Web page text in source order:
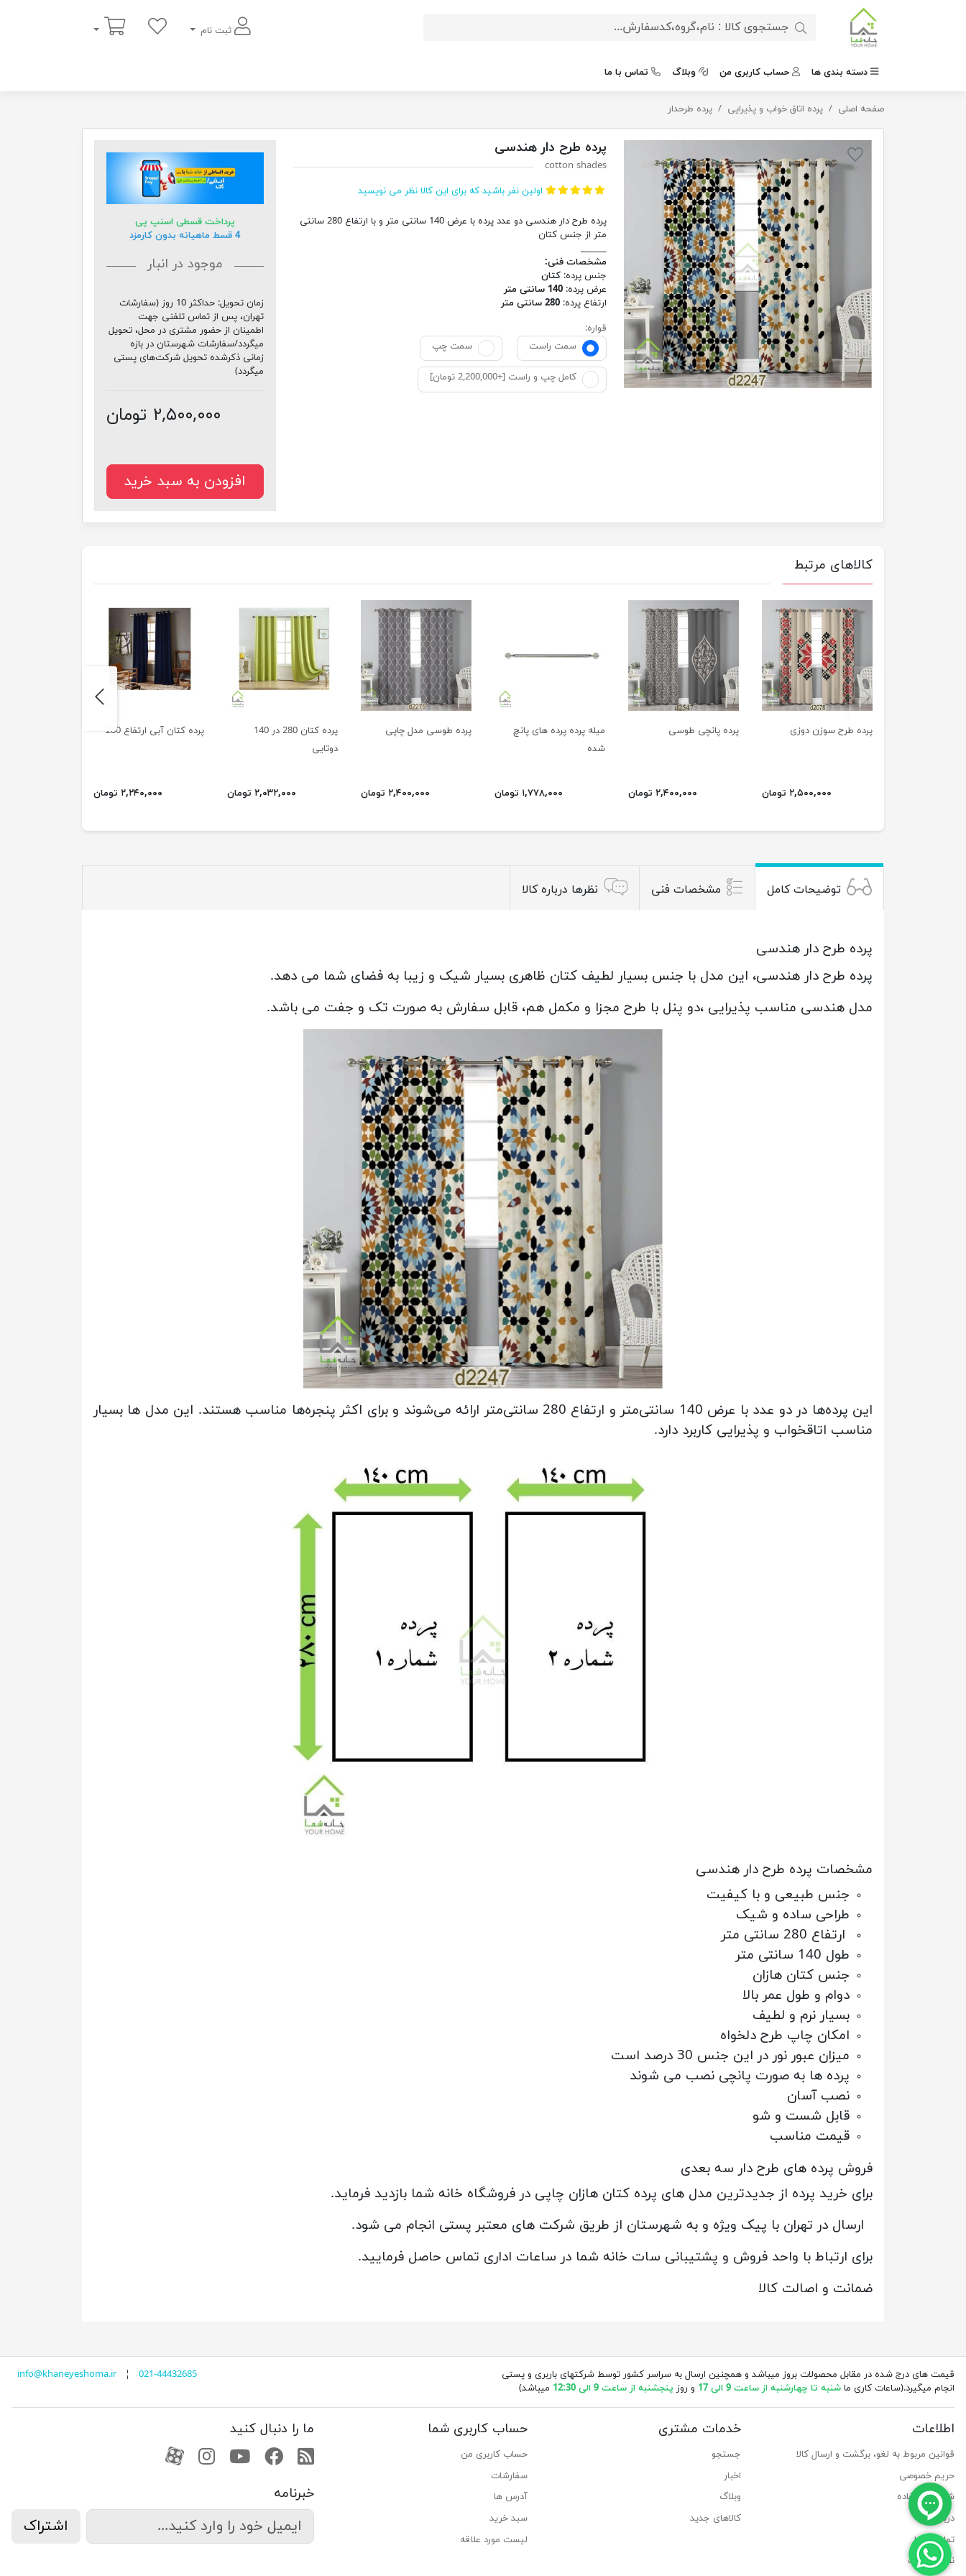
ثبت نام
سبد خرید
دسته بندی ها حساب کاربری من وبلاگ تماس با ما
صفحه اصلی پرده اتاق خواب و پذیرایی پرده طرحدار پرده طرح دار هندسی
پرده طرح دار هندسی
cotton shades
اولین نفر باشید که برای این کالا نظر می نویسید
پرده طرح دار هندسی دو عدد پرده با عرض 140 سانتی متر و با ارتفاع 280 سانتی
متر از جنس کتان
______
مشخصات فنی:
جنس پرده: کتان
عرض پرده: 140 سانتی متر
ارتفاع پرده: 280 سانتی متر
قواره:
سمت راست
سمت چپ
کامل چپ و راست [+2,200,000 تومان]
پرداخت قسطی اسنپ پی
4 قسط ماهیانه بدون کارمزد
موجود در انبار
زمان تحویل:
حداکثر 10 روز (سفارشات
تهران، پس از تماس تلفنی جهت
اطمینان از حضور مشتری در محل، تحویل
میگردد/سفارشات شهرستان در بازه
زمانی ذکرشده تحویل شرکت‌های پستی
میگردد)
۲,۵۰۰,۰۰۰ تومان
افزودن به سبد خرید
کالاهای مرتبط
پرده طرح سوزن دوزی
۲,۵۰۰,۰۰۰ تومان
پرده پانچی طوسی
۲,۴۰۰,۰۰۰ تومان
میله پرده پرده های پانچ
شده
۱,۷۷۸,۰۰۰ تومان
پرده طوسی مدل چاپی
۲,۴۰۰,۰۰۰ تومان
پرده کتان 280 در 140
دوتایی
۲,۰۳۲,۰۰۰ تومان
پرده کتان آبی ارتفاع 280
۲,۲۴۰,۰۰۰ تومان
previus
next
توضیحات کامل مشخصات فنی نظرها درباره کالا
پرده طرح دار هندسی
پرده طرح دار هندسی، این مدل با جنس بسیار لطیف کتان ظاهری بسیار شیک و زیبا به فضای شما می دهد.
مدل هندسی مناسب پذیرایی ،دو پنل با طرح مجزا و مکمل هم، قابل سفارش به صورت تک و جفت می باشد.
این پرده‌ها در دو عدد با عرض 140 سانتی‌متر و ارتفاع 280 سانتی‌متر ارائه می‌شوند و برای اکثر پنجره‌ها مناسب هستند. این مدل ها بسیار
مناسب اتاقخواب و پذیرایی کاربرد دارد.
مشخصات پرده طرح دار هندسی
جنس طبیعی و با کیفیت
طراحی ساده و شیک
ارتفاع 280 سانتی متر
طول 140 سانتی متر
جنس کتان هازان
دوام و طول عمر بالا
بسیار نرم و لطیف
امکان چاپ طرح دلخواه
میزان عبور نور در این جنس 30 درصد است
پرده ها به صورت پانچی نصب می شوند
نصب آسان
قابل شست و شو
قیمت مناسب
فروش پرده های طرح دار سه بعدی
برای خرید پرده از جدیدترین مدل های پرده کتان هازان چاپی در فروشگاه خانه شما بازدید فرماید.
ارسال در تهران با پیک ویژه و به شهرستان از طریق شرکت های معتبر پستی انجام می شود.
برای ارتباط با واحد فروش و پشتیبانی سات خانه شما در ساعات اداری تماس حاصل فرمایید.
ضمانت و اصالت کالا
قیمت های درج شده در مقابل محصولات بروز میباشد و همچنین ارسال به سراسر کشور توسط شرکتهای باربری و پستی
انجام میگیرد.(ساعات کاری ما شنبه تا چهارشنبه از ساعت 9 الی 17 و روز پنجشنبه از ساعت 9 الی 12:30 میباشد)
info@khaneyeshoma.ir¦ 021-44432685
اطلاعات
قوانین مربوط به لغو، برگشت و ارسال کالا
حریم خصوصی
شرایط استفاده
درباره ما
تماس با ما
نقشه سایت
خدمات مشتری
جستجو
اخبار
وبلاگ
کالاهای جدید
حساب کاربری شما
حساب کاربری من
سفارشات
آدرس ها
سبد خرید
لیست مورد علاقه
ما را دنبال کنید
RSS فیسبوکیوتیوبکانال آپارات
کانال آپارات
خبرنامه
اشتراک